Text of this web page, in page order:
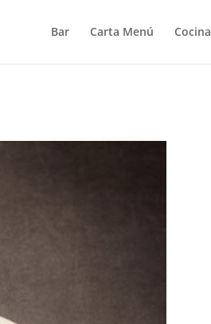
Bar Carta Menú Cocina